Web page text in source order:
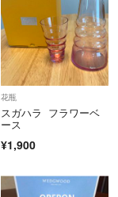
花瓶
スガハラ フラワーベ
ース
¥1,900